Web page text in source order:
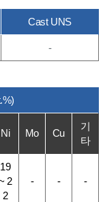
Cast UNS
-
Ni Mo Cu
기
타
19
2
2
- - -